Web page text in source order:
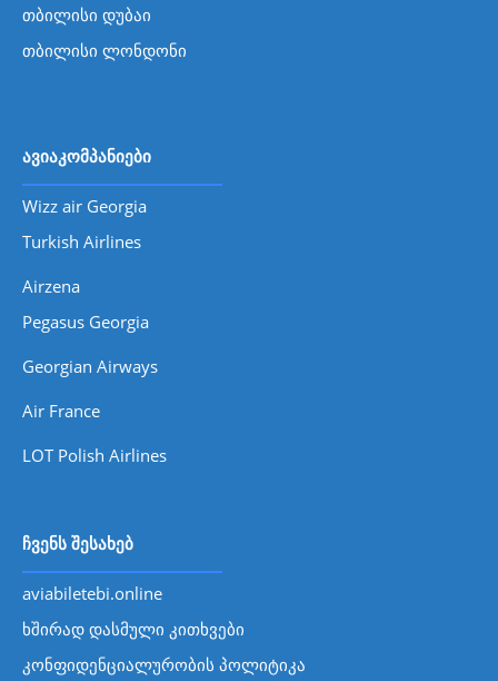
თბილისი დუბაი
თბილისი ლონდონი
ავიაკომპანიები
Wizz air Georgia
Turkish Airlines
Airzena
Pegasus Georgia
Georgian Airways
Air France
LOT Polish Airlines
ჩვენს შესახებ
aviabiletebi.online
ხშირად დასმული კითხვები
კონფიდენციალურობის პოლიტიკა